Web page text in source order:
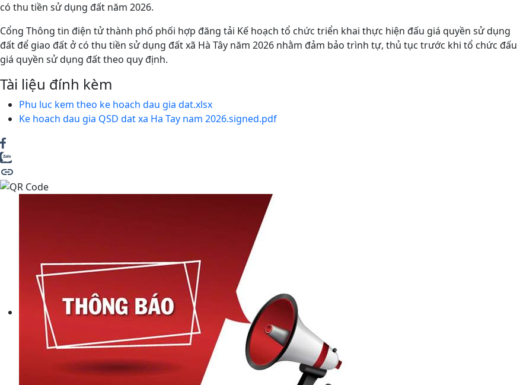
có thu tiền sử dụng đất năm 2026.
Cổng Thông tin điện tử thành phố phối hợp đăng tải Kế hoạch tổ chức triển khai thực hiện đấu giá quyền sử dụng
đất để giao đất ở có thu tiền sử dụng đất xã Hà Tây năm 2026 nhằm đảm bảo trình tự, thủ tục trước khi tổ chức đấu
giá quyền sử dụng đất theo quy định.
Tài liệu đính kèm
Phu luc kem theo ke hoach dau gia dat.xlsx
Ke hoach dau gia QSD dat xa Ha Tay nam 2026.signed.pdf